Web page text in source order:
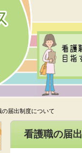
の届出制度について
看護職の届